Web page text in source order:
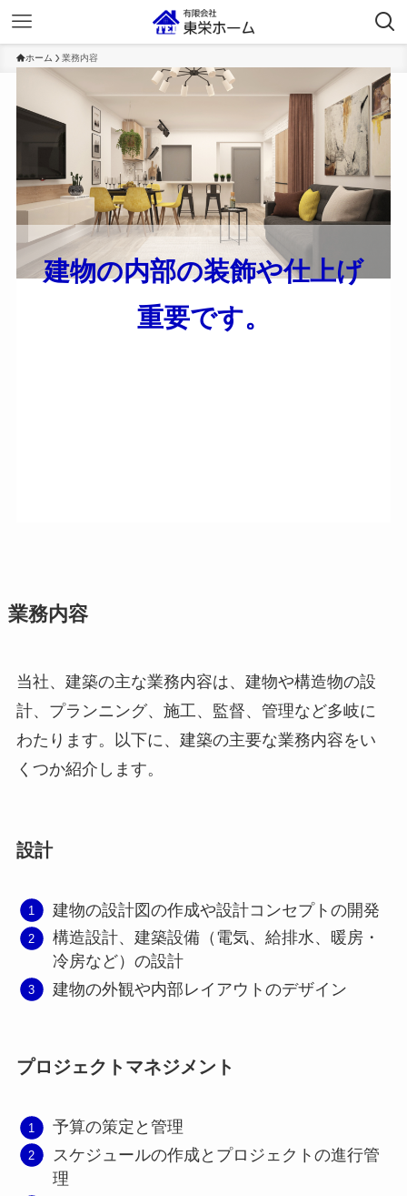
ホーム 業務内容
建物の内部の装飾や仕上げ
重要です。
業務内容
当社、建築の主な業務内容は、建物や構造物の設
計、プランニング、施工、監督、管理など多岐に
わたります。以下に、建築の主要な業務内容をい
くつか紹介します。
設計
建物の設計図の作成や設計コンセプトの開発
構造設計、建築設備（電気、給排水、暖房・
冷房など）の設計
建物の外観や内部レイアウトのデザイン
プロジェクトマネジメント
予算の策定と管理
スケジュールの作成とプロジェクトの進行管
理